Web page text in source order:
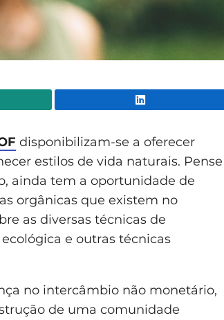
disponibilizam-se a oferecer
estilos de vida naturais. Pense
ainda tem a oportunidade de
orgânicas que existem no
as diversas técnicas de
e outras técnicas
no intercâmbio não monetário,
de uma comunidade